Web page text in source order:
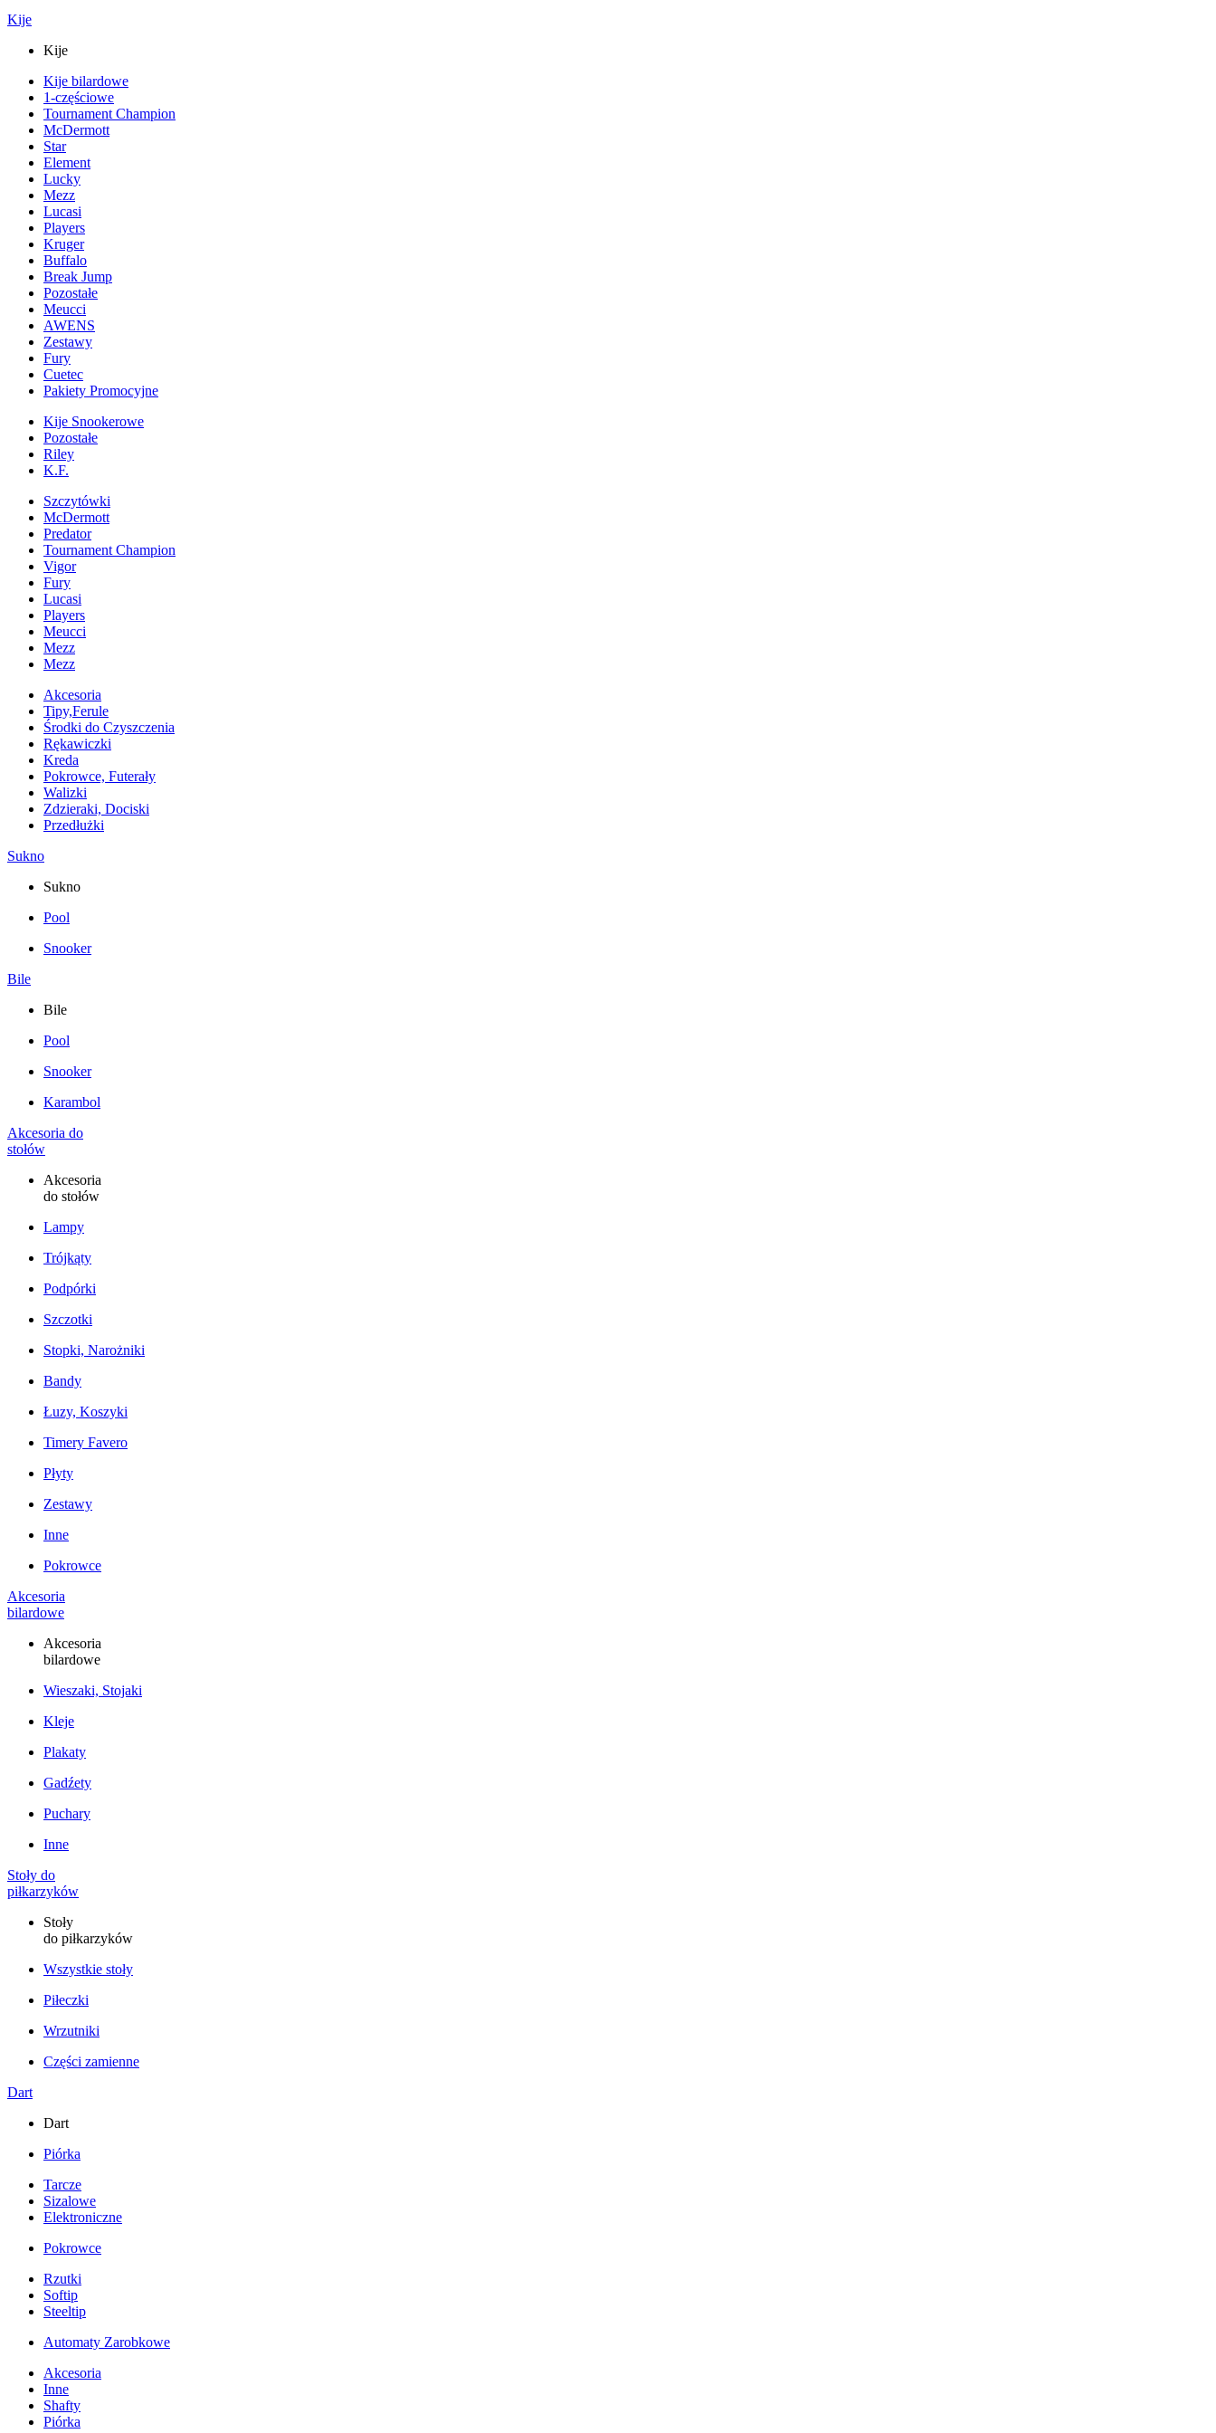
Kije
Kije
Kije bilardowe
1-częściowe
Tournament Champion
McDermott
Star
Element
Lucky
Mezz
Lucasi
Players
Kruger
Buffalo
Break Jump
Pozostałe
Meucci
AWENS
Zestawy
Fury
Cuetec
Pakiety Promocyjne
Kije Snookerowe
Pozostałe
Riley
K.F.
Szczytówki
McDermott
Predator
Tournament Champion
Vigor
Fury
Lucasi
Players
Meucci
Mezz
Mezz
Akcesoria
Tipy,Ferule
Środki do Czyszczenia
Rękawiczki
Kreda
Pokrowce, Futerały
Walizki
Zdzieraki, Dociski
Przedłużki
Sukno
Sukno
Pool
Snooker
Bile
Bile
Pool
Snooker
Karambol
Akcesoria do
stołów
Akcesoria
do stołów
Lampy
Trójkąty
Podpórki
Szczotki
Stopki, Narożniki
Bandy
Łuzy, Koszyki
Timery Favero
Płyty
Zestawy
Inne
Pokrowce
Akcesoria
bilardowe
Akcesoria
bilardowe
Wieszaki, Stojaki
Kleje
Plakaty
Gadźety
Puchary
Inne
Stoły do
piłkarzyków
Stoły
do piłkarzyków
Wszystkie stoły
Piłeczki
Wrzutniki
Części zamienne
Dart
Dart
Piórka
Tarcze
Sizalowe
Elektroniczne
Pokrowce
Rzutki
Softip
Steeltip
Automaty Zarobkowe
Akcesoria
Inne
Shafty
Piórka